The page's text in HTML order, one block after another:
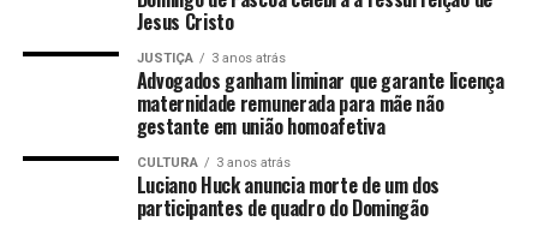
gols na derrota por 6 a 4 para a Inglaterra, em Miami
(Estados Unidos), na disputa do terceiro lugar.
ANÚNCIO
final – à ocasião para a Argentina de Diego
completará 28 anos sem título mundial,o maior
jejum desde a primeira conquista, em 1958, na Suécia.
O adversário da Noruega nas quartas de final será
conhecido ainda neste domingo.A partir de 21h
(horário de Brasília), o México pega a Inglaterra no
Jesus Cristo
JUSTIÇA 3 anos atrás
Advogados ganham liminar que garante licença
maternidade remunerada para mãe não
gestante em união homoafetiva
CULTURA 3 anos atrás
Luciano Huck anuncia morte de um dos
participantes de quadro do Domingão